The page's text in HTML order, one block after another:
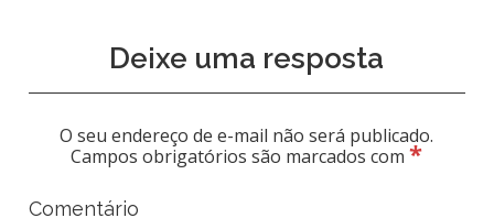
Deixe uma resposta
O seu endereço de e-mail não será publicado.
Campos obrigatórios são marcados com*
Comentário